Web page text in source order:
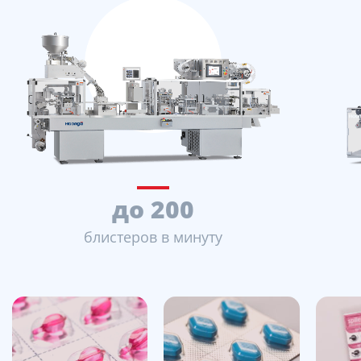
до 200
блистеров в минуту